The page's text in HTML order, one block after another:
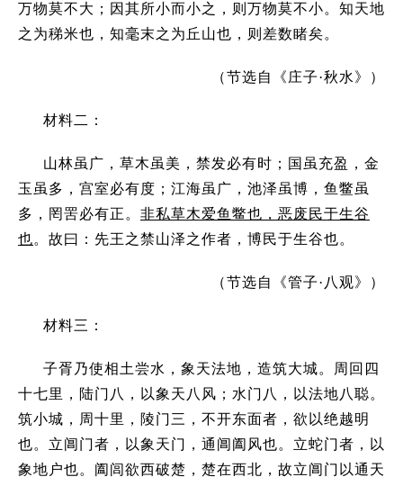
万物莫不大；因其所小而小之，则万物莫不小。知天地
之为稊米也，知毫末之为丘山也，则差数睹矣。
（节选自《庄子·秋水》）
材料二：
山林虽广，草木虽美，禁发必有时；国虽充盈，金
玉虽多，宫室必有度；江海虽广，池泽虽博，鱼鳖虽
多，罔罟必有正。 非私草木爱鱼鳖也，恶废民于生谷
也。故曰：先王之禁山泽之作者，博民于生谷也。
（节选自《管子·八观》）
材料三：
子胥乃使相土尝水，象天法地，造筑大城。周回四
十七里，陆门八，以象天八风；水门八，以法地八聪。
筑小城，周十里，陵门三，不开东面者，欲以绝越明
也。立阊门者，以象天门，通阊阖风也。立蛇门者，以
象地户也。阖闾欲西破楚，楚在西北，故立阊门以通天